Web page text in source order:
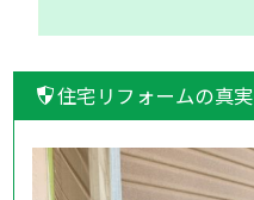
住宅リフォームの真実